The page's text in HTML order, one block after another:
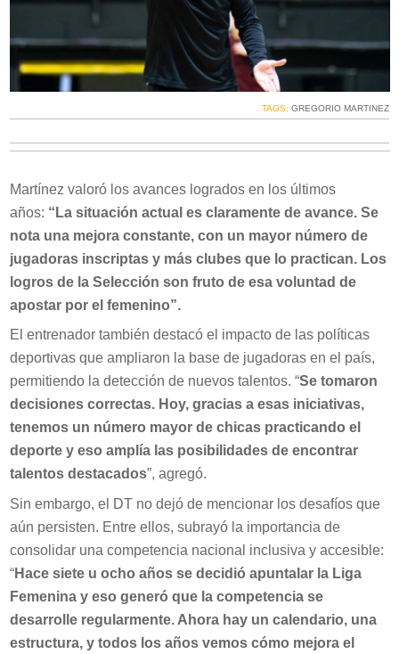
TAGS: GREGORIO MARTINEZ
Martínez valoró los avances logrados en los últimos
años: “La situación actual es claramente de avance. Se
nota una mejora constante, con un mayor número de
jugadoras inscriptas y más clubes que lo practican. Los
logros de la Selección son fruto de esa voluntad de
apostar por el femenino”.
El entrenador también destacó el impacto de las políticas
deportivas que ampliaron la base de jugadoras en el país,
permitiendo la detección de nuevos talentos. “Se tomaron
decisiones correctas. Hoy, gracias a esas iniciativas,
tenemos un número mayor de chicas practicando el
deporte y eso amplía las posibilidades de encontrar
talentos destacados”, agregó.
Sin embargo, el DT no dejó de mencionar los desafíos que
aún persisten. Entre ellos, subrayó la importancia de
consolidar una competencia nacional inclusiva y accesible:
“Hace siete u ocho años se decidió apuntalar la Liga
Femenina y eso generó que la competencia se
desarrolle regularmente. Ahora hay un calendario, una
estructura, y todos los años vemos cómo mejora el